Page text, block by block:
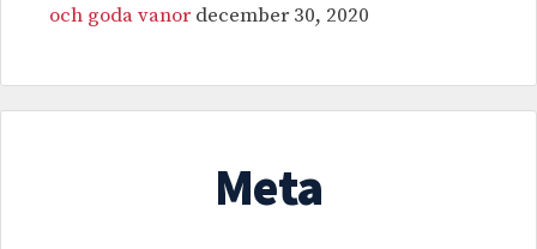
och goda vanor december 30, 2020
Meta